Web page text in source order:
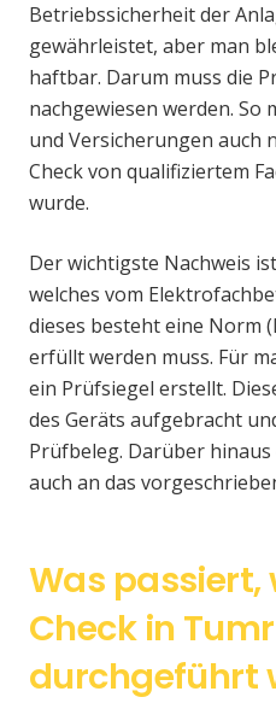
Betriebssicherheit der
gewährleistet, aber man
haftbar. Darum muss die
nachgewiesen werden.
und Versicherungen auch
Check von qualifiziertem
wurde.
Der wichtigste Nachweis
welches vom
dieses besteht eine Norm
erfüllt werden muss. Für
ein Prüfsiegel erstellt.
des Geräts aufgebracht
Prüfbeleg. Darüber
auch an das
Was passiert,
Check in
durchgeführt